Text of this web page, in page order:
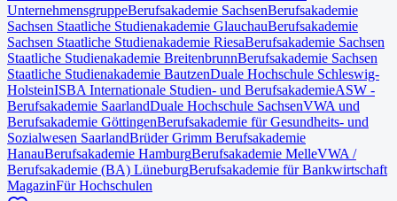
UnternehmensgruppeBerufsakademie SachsenBerufsakademie
Sachsen Staatliche Studienakademie GlauchauBerufsakademie
Sachsen Staatliche Studienakademie RiesaBerufsakademie Sachsen
Staatliche Studienakademie BreitenbrunnBerufsakademie Sachsen
Staatliche Studienakademie BautzenDuale Hochschule Schleswig-
HolsteinISBA Internationale Studien- und BerufsakademieASW -
Berufsakademie SaarlandDuale Hochschule SachsenVWA und
Berufsakademie GöttingenBerufsakademie für Gesundheits- und
Sozialwesen SaarlandBrüder Grimm Berufsakademie
HanauBerufsakademie HamburgBerufsakademie MelleVWA /
Berufsakademie (BA) LüneburgBerufsakademie für Bankwirtschaft
MagazinFür Hochschulen